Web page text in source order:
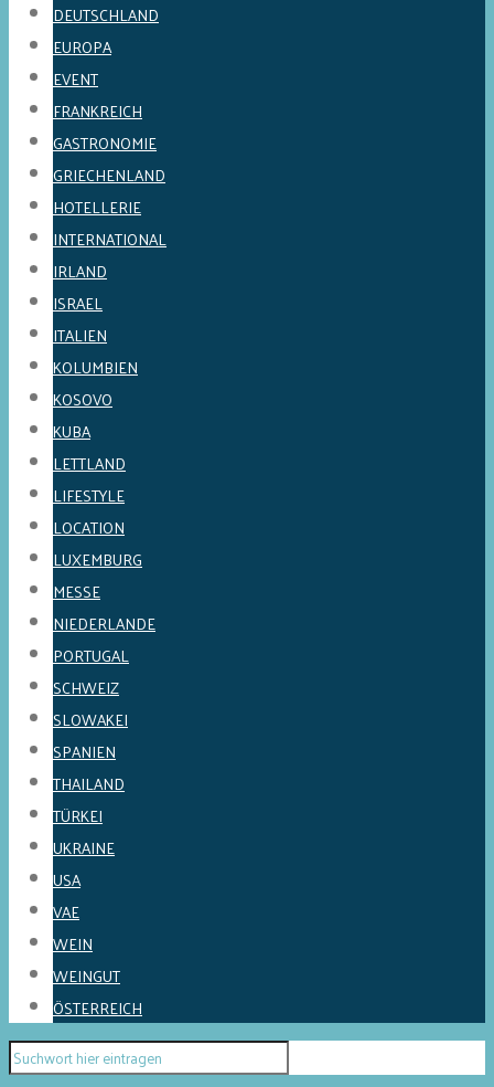
DEUTSCHLAND
EUROPA
EVENT
FRANKREICH
GASTRONOMIE
GRIECHENLAND
HOTELLERIE
INTERNATIONAL
IRLAND
ISRAEL
ITALIEN
KOLUMBIEN
KOSOVO
KUBA
LETTLAND
LIFESTYLE
LOCATION
LUXEMBURG
MESSE
NIEDERLANDE
PORTUGAL
SCHWEIZ
SLOWAKEI
SPANIEN
THAILAND
TÜRKEI
UKRAINE
USA
VAE
WEIN
WEINGUT
ÖSTERREICH